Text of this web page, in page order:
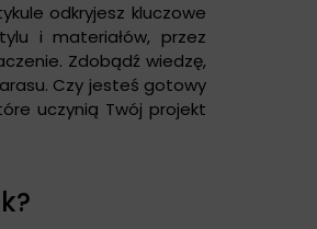
odkryjesz kluczowe
i materiałów, przez
Zdobądź wiedzę,
Czy jesteś gotowy
uczynią Twój projekt